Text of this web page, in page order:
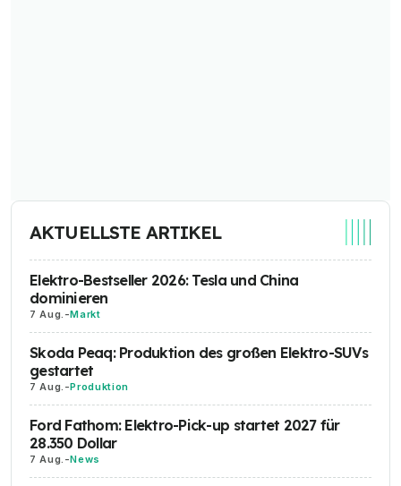
AKTUELLSTE ARTIKEL
Elektro-Bestseller 2026: Tesla und China
dominieren
7 Aug. -Markt
Skoda Peaq: Produktion des großen Elektro-SUVs
gestartet
7 Aug. -Produktion
Ford Fathom: Elektro-Pick-up startet 2027 für
28.350 Dollar
7 Aug. -News